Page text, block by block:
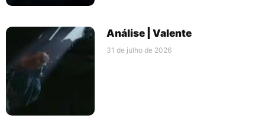
Análise | Valente
31 de julho de 2026